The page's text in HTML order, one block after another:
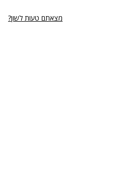
מצאתם טעות לשון?